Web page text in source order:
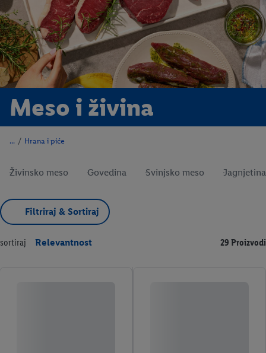
Meso i živina
/ Hrana i piće
Živinsko meso Govedina Svinjsko meso Jagnjetina
Filtriraj & Sortiraj
sortiraj Relevantnost 29 Proizvodi